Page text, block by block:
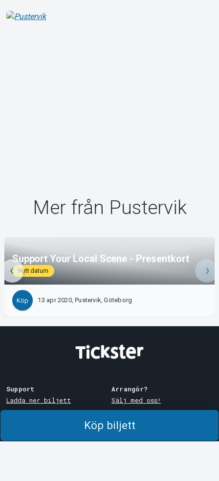
Köp biljett
Mer från Pustervik
Support Your Local Scene - Presentkort
Nytt datum
Köp 13 apr 2020, Pustervik, Göteborg
Support
Ladda ner biljett
Köp- och leveransvillkor
Arrangör?
Sälj med oss!
System Support